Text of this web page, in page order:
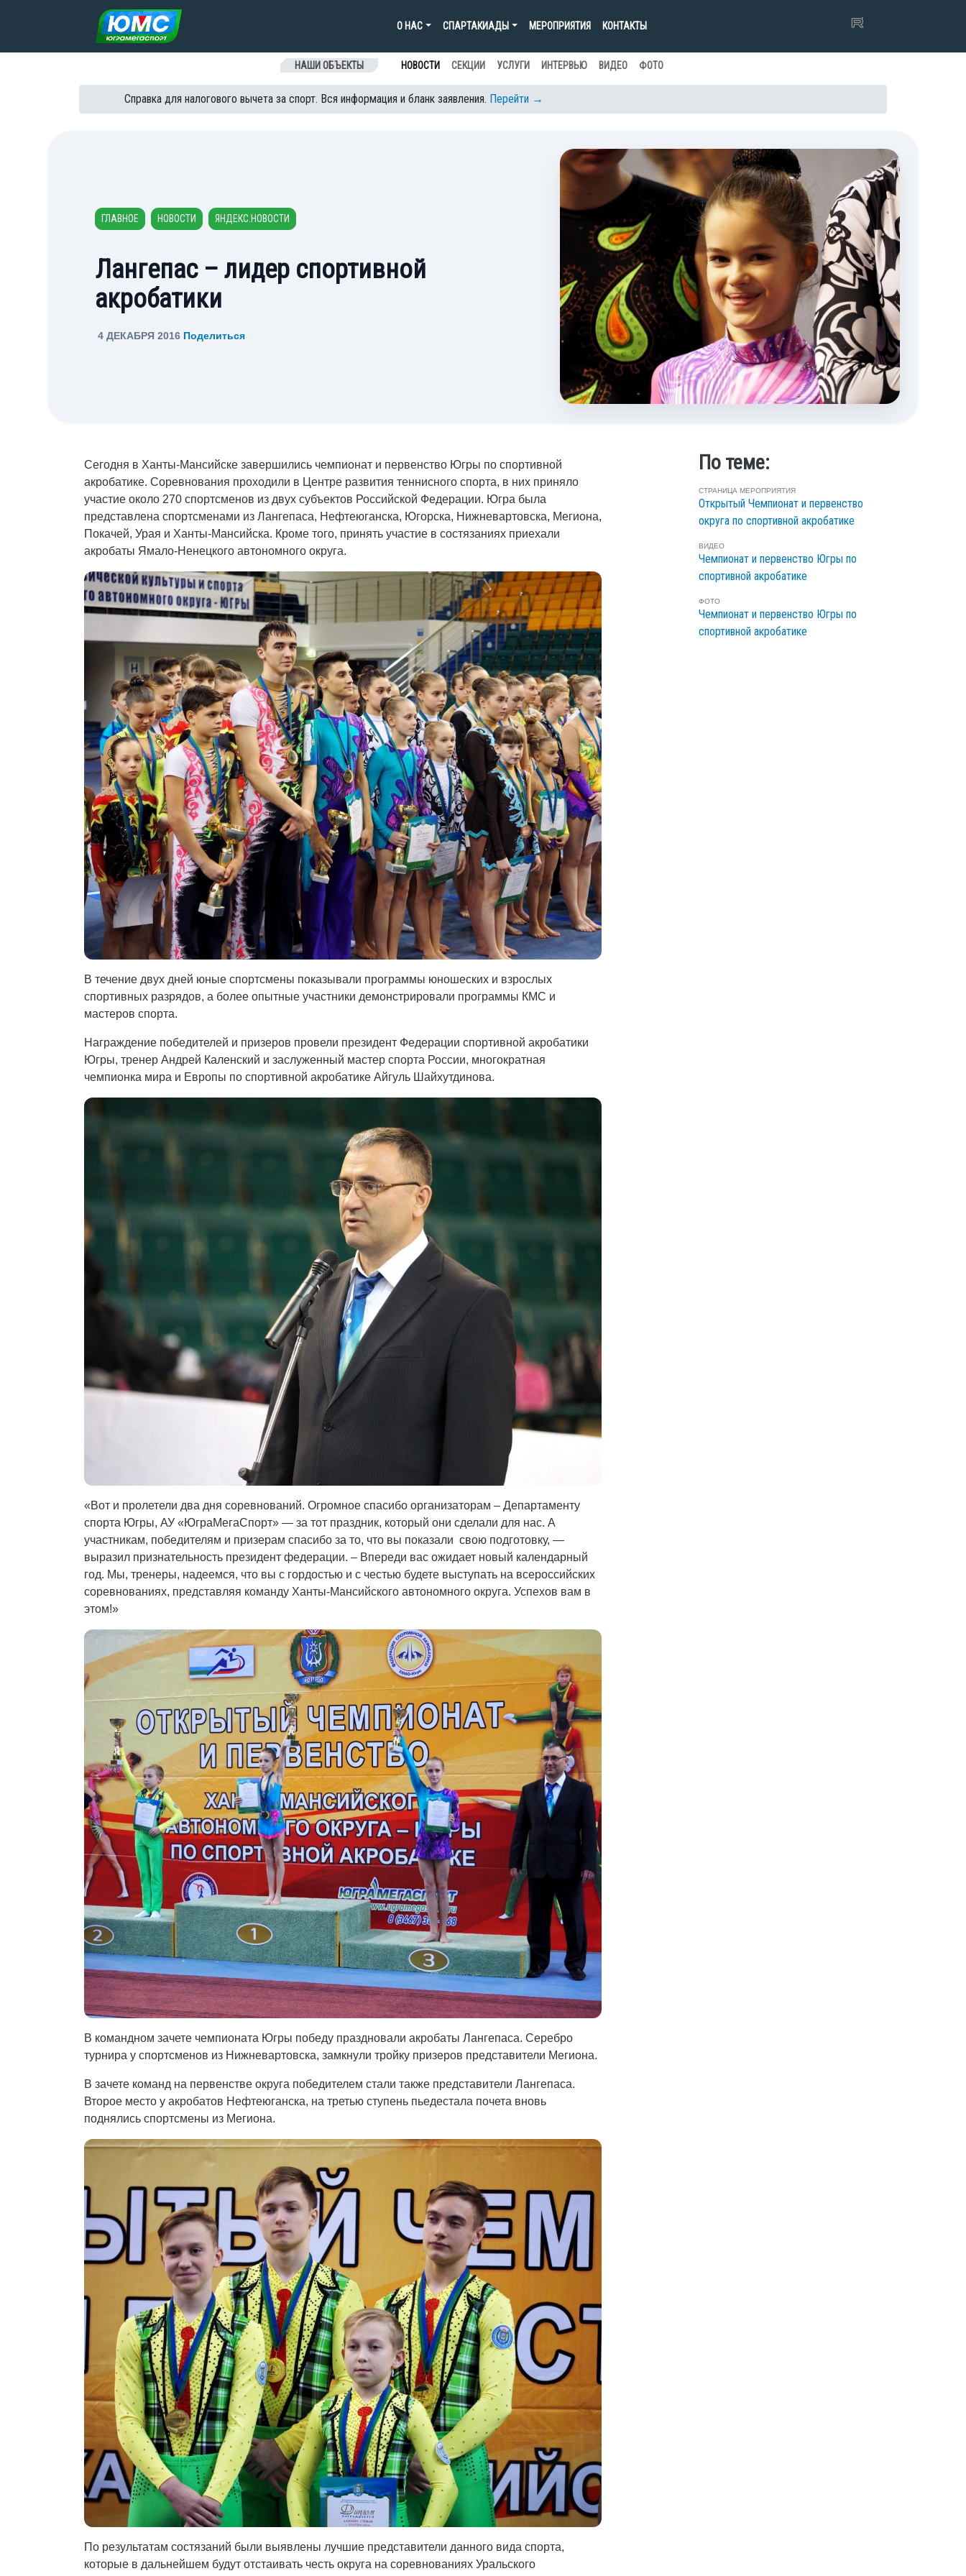
Перейти к содержанию
О НАС СПАРТАКИАДЫ МЕРОПРИЯТИЯ КОНТАКТЫ
НАШИ ОБЪЕКТЫ НОВОСТИ СЕКЦИИ УСЛУГИ ИНТЕРВЬЮ ВИДЕО ФОТО
Справка для налогового вычета за спорт. Вся информация и бланк заявления. Перейти →
ГЛАВНОЕ НОВОСТИ ЯНДЕКС.НОВОСТИ
Лангепас – лидер спортивной
акробатики
4 ДЕКАБРЯ 2016 Поделиться
Сегодня в Ханты-Мансийске завершились чемпионат и первенство Югры по спортивной
акробатике. Соревнования проходили в Центре развития теннисного спорта, в них приняло
участие около 270 спортсменов из двух субъектов Российской Федерации. Югра была
представлена спортсменами из Лангепаса, Нефтеюганска, Югорска, Нижневартовска, Мегиона,
Покачей, Урая и Ханты-Мансийска. Кроме того, принять участие в состязаниях приехали
акробаты Ямало-Ненецкого автономного округа.
В течение двух дней юные спортсмены показывали программы юношеских и взрослых
спортивных разрядов, а более опытные участники демонстрировали программы КМС и
мастеров спорта.
Награждение победителей и призеров провели президент Федерации спортивной акробатики
Югры, тренер Андрей Каленский и заслуженный мастер спорта России, многократная
чемпионка мира и Европы по спортивной акробатике Айгуль Шайхутдинова.
«Вот и пролетели два дня соревнований. Огромное спасибо организаторам – Департаменту
спорта Югры, АУ «ЮграМегаСпорт» — за тот праздник, который они сделали для нас. А
участникам, победителям и призерам спасибо за то, что вы показали свою подготовку, —
выразил признательность президент федерации. – Впереди вас ожидает новый календарный
год. Мы, тренеры, надеемся, что вы с гордостью и с честью будете выступать на всероссийских
соревнованиях, представляя команду Ханты-Мансийского автономного округа. Успехов вам в
этом!»
В командном зачете чемпионата Югры победу праздновали акробаты Лангепаса. Серебро
турнира у спортсменов из Нижневартовска, замкнули тройку призеров представители Мегиона.
В зачете команд на первенстве округа победителем стали также представители Лангепаса.
Второе место у акробатов Нефтеюганска, на третью ступень пьедестала почета вновь
поднялись спортсмены из Мегиона.
По результатам состязаний были выявлены лучшие представители данного вида спорта,
которые в дальнейшем будут отстаивать честь округа на соревнованиях Уральского
По теме:
СТРАНИЦА МЕРОПРИЯТИЯ
Открытый Чемпионат и первенство
округа по спортивной акробатике
ВИДЕО
Чемпионат и первенство Югры по
спортивной акробатике
ФОТО
Чемпионат и первенство Югры по
спортивной акробатике